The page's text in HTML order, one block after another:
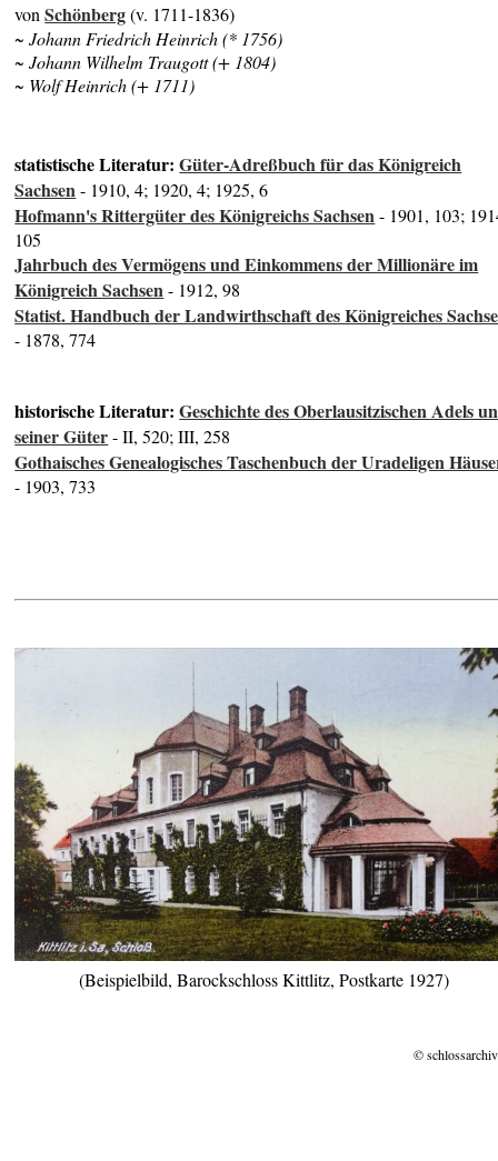
vonSchönberg(v. 1711-1836)
~ Johann Friedrich Heinrich (* 1756)
~ Johann Wilhelm Traugott (+ 1804)
~ Wolf Heinrich (+ 1711)
statistische Literatur:Güter-Adreßbuch für das Königreich
Sachsen- 1910, 4; 1920, 4; 1925, 6
Hofmann's Rittergüter des Königreichs Sachsen- 1901, 103;
105
Jahrbuch des Vermögens und Einkommens der Millionäre im
Königreich Sachsen- 1912, 98
Statist. Handbuch der Landwirthschaft des Königreiches
- 1878, 774
historische Literatur:Geschichte des Oberlausitzischen Adels
seiner Güter- II, 520; III, 258
Gothaisches Genealogisches Taschenbuch der Uradeligen
- 1903, 733
(Beispielbild, Barockschloss Kittlitz, Postkarte 1927)
©